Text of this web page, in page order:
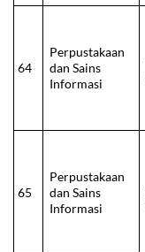
64
Perpustakaan
dan Sains
Informasi
65
Perpustakaan
dan Sains
Informasi